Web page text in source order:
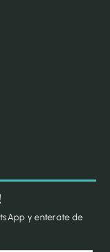
y enterate de